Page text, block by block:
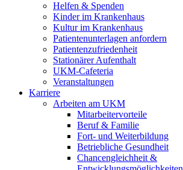
Helfen & Spenden
Kinder im Krankenhaus
Kultur im Krankenhaus
Patientenunterlagen anfordern
Patientenzufriedenheit
Stationärer Aufenthalt
UKM-Cafeteria
Veranstaltungen
Karriere
Arbeiten am UKM
Mitarbeitervorteile
Beruf & Familie
Fort- und Weiterbildung
Betriebliche Gesundheit
Chancengleichheit &